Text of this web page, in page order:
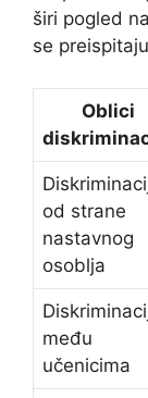
širi pogled
se
Oblici
od strane
nastavnog
osoblja
među
učenicima